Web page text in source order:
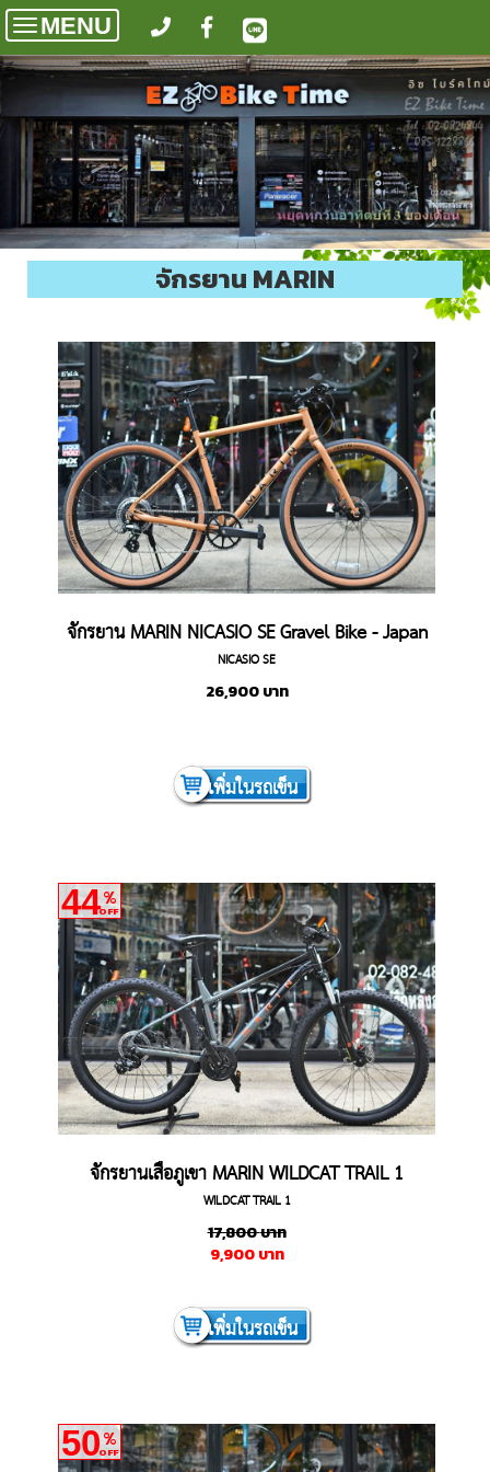
Toggle
navigation
MENU
จักรยาน MARIN
จักรยาน MARIN NICASIO SE Gravel Bike - Japan
Edition
NICASIO SE
26,900 บาท
เพิ่มในรถเข็น
44%
OFF
จักรยานเสือภูเขา MARIN WILDCAT TRAIL 1
WILDCAT TRAIL 1
17,800บาท
9,900บาท
เพิ่มในรถเข็น
50%
OFF